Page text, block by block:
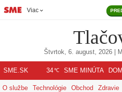
Viac
Štvrtok, 6. august, 2026|
SME.SK 34℃ SME MINÚTA
O službe Technológie Obchod Zdravie